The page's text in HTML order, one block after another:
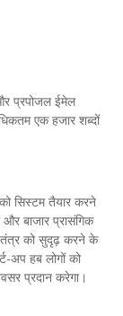
प्रपोजल ईमेल
एक हजार शब्दों
सिस्टम तैयार करने
बाजार प्रासंगिक
तंत्र को सुदृढ़ करने के
अप हब लोगों को
प्रदान करेगा।